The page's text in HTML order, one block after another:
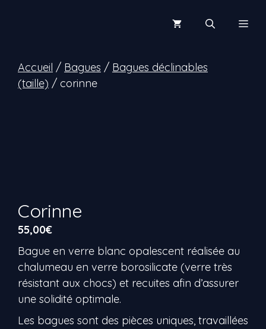
Accueil / Bagues / Bagues déclinables
(taille) / corinne
Corinne
55,00€
Bague en verre blanc opalescent réalisée au
chalumeau en verre borosilicate (verre très
résistant aux chocs) et recuites afin d’assurer
une solidité optimale.
Les bagues sont des pièces uniques, travaillées